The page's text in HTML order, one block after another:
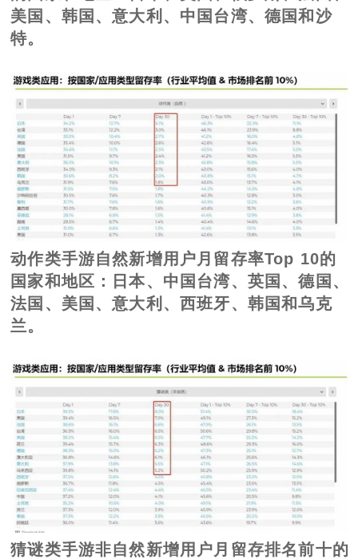
美国、韩国、意大利、中国台湾、德国和沙
特。
动作类手游自然新增用户月留存率Top 10的
国家和地区：日本、中国台湾、英国、德国、
法国、美国、意大利、西班牙、韩国和乌克
兰。
猜谜类手游非自然新增用户月留存排名前十的